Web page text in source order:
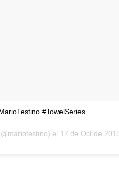
#TowelSeries
el 17 de Oct de